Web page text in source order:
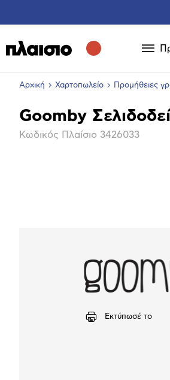
Αρχική Χαρτοπωλείο Προμήθειες
Βασικά
Goomby
Κωδικός Πλαίσιο 3426033
Εκτύπωσέ το